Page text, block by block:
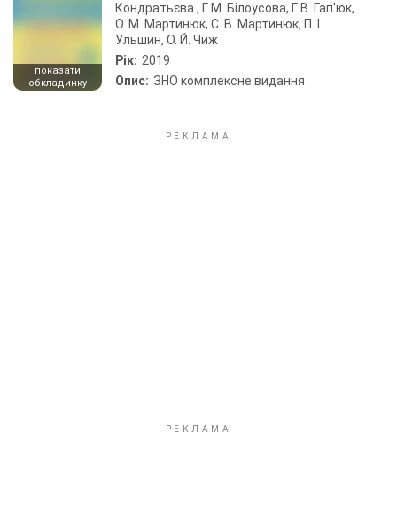
показати
обкладинку
Кондратьєва , Г. М. Білоусова, Г. В. Гап'юк,
О. М. Мартинюк, С. В. Мартинюк, П. І.
Ульшин, О. Й. Чиж
Рік: 2019
Опис: ЗНО комплексне видання